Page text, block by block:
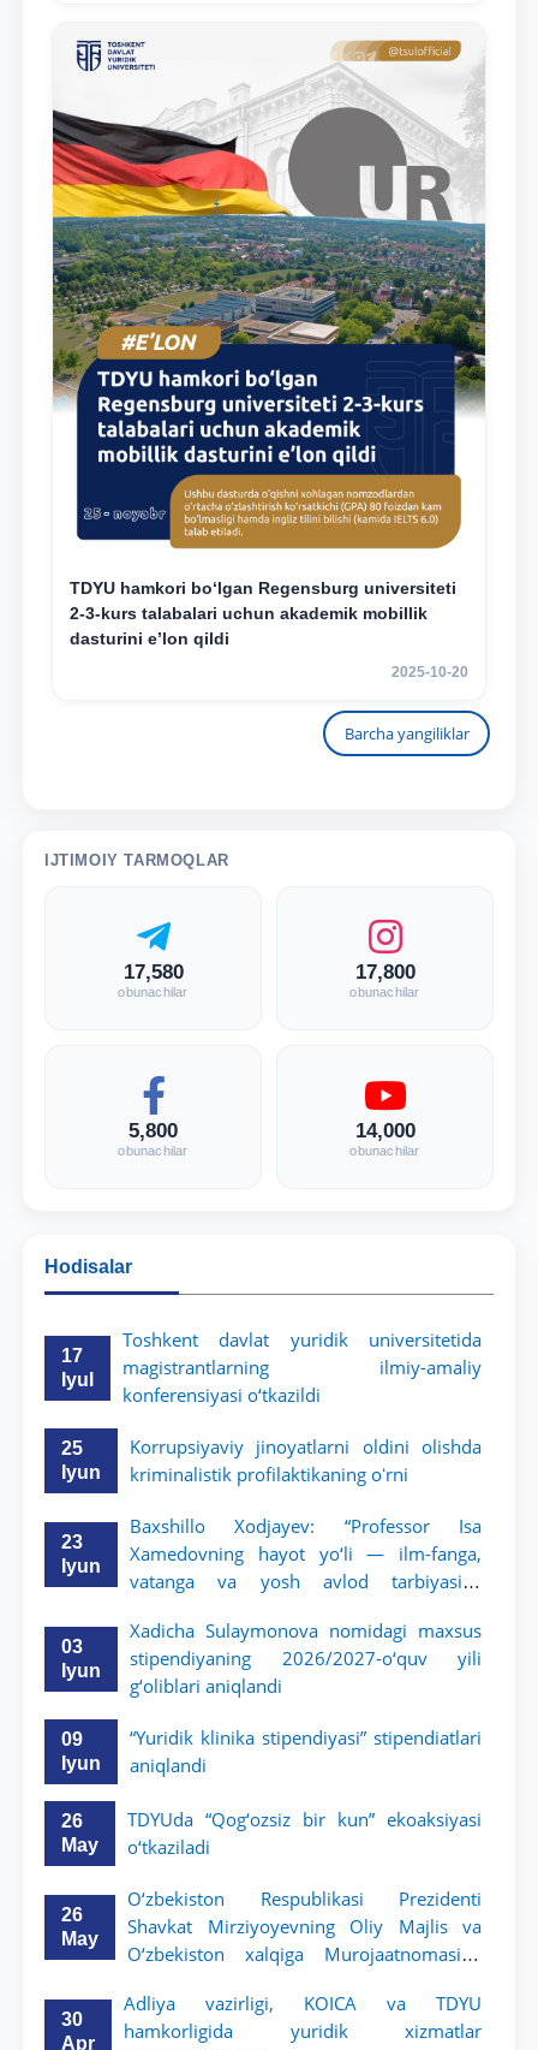
TDYU hamkori bo‘lgan Regensburg universiteti
2-3-kurs talabalari uchun akademik mobillik
dasturini e’lon qildi
2025-10-20
Barcha yangiliklar
IJTIMOIY TARMOQLAR
17,580
obunachilar
17,800
obunachilar
5,800
obunachilar
14,000
obunachilar
Hodisalar
17
Iyul
Toshkent davlat yuridik universitetida
magistrantlarning ilmiy-amaliy
konferensiyasi o‘tkazildi
25
Iyun
Korrupsiyaviy jinoyatlarni oldini olishda
kriminalistik profilaktikaning oʻrni
23
Iyun
Baxshillo Xodjayev: “Professor Isa
Xamedovning hayot yo‘li — ilm-fanga,
vatanga va yosh avlod tarbiyasiga
03
Iyun
Xadicha Sulaymonova nomidagi maxsus
stipendiyaning 2026/2027-o‘quv yili
g‘oliblari aniqlandi
09
Iyun
“Yuridik klinika stipendiyasi” stipendiatlari
aniqlandi
26
May
TDYUda “Qog‘ozsiz bir kun” ekoaksiyasi
o‘tkaziladi
26
May
O‘zbekiston Respublikasi Prezidenti
Shavkat Mirziyoyevning Oliy Majlis va
O‘zbekiston xalqiga Murojaatnomasida
keng jamoatchilikka yetkazish bo‘yicha
media-reja ijrosi yuzasidan qilingan ishlar
30
Apr
Adliya vazirligi, KOICA va TDYU
hamkorligida yuridik xizmatlar